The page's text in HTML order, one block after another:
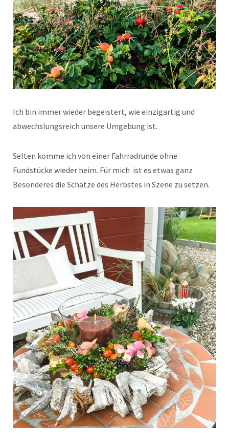
Ich bin immer wieder begeistert, wie einzigartig und
abwechslungsreich unsere Umgebung ist.
Selten komme ich von einer Fahrradrunde ohne
Fundstücke wieder heim. Für mich ist es etwas ganz
Besonderes die Schätze des Herbstes in Szene zu setzen.